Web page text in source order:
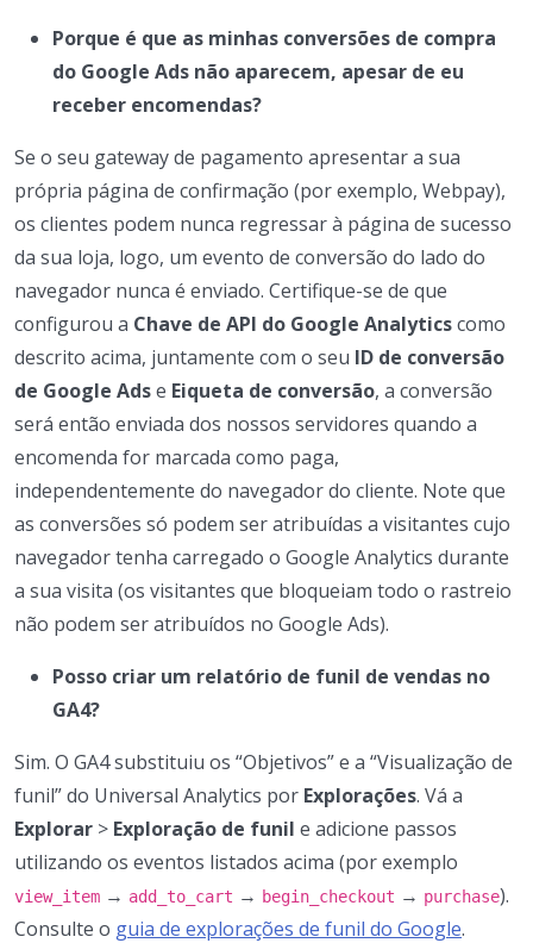
Porque é que as minhas conversões de compra
do Google Ads não aparecem, apesar de eu
receber encomendas?
Se o seu gateway de pagamento apresentar a sua
própria página de confirmação (por exemplo, Webpay),
os clientes podem nunca regressar à página de sucesso
da sua loja, logo, um evento de conversão do lado do
navegador nunca é enviado. Certifique-se de que
configurou a Chave de API do Google Analyticscomo
descrito acima, juntamente com o seu ID de conversão
de Google Adse Eiqueta de conversão, a conversão
será então enviada dos nossos servidores quando a
encomenda for marcada como paga,
independentemente do navegador do cliente. Note que
as conversões só podem ser atribuídas a visitantes cujo
navegador tenha carregado o Google Analytics durante
a sua visita (os visitantes que bloqueiam todo o rastreio
não podem ser atribuídos no Google Ads).
Posso criar um relatório de funil de vendas no
GA4?
Sim. O GA4 substituiu os “Objetivos” e a “Visualização de
funil” do Universal Analytics por Explorações. Vá a
Explorar > Exploração de funil e adicione passos
utilizando os eventos listados acima (por exemplo
view_item → add_to_cart → begin_checkout → purchase).
Consulte o guia de explorações de funil do Google.